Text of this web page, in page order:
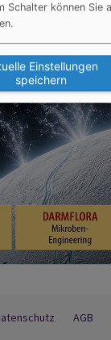
AGB
Schalter können Sie
Einstellungen
speichern